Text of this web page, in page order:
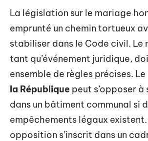
La législation sur le mariage
emprunté un chemin tortueux
stabiliser dans le Code civil. Le
tant qu’événement juridique,
ensemble de règles précises. Le
la République peut s’opposer
dans un bâtiment communal si
empêchements légaux
opposition s’inscrit dans un